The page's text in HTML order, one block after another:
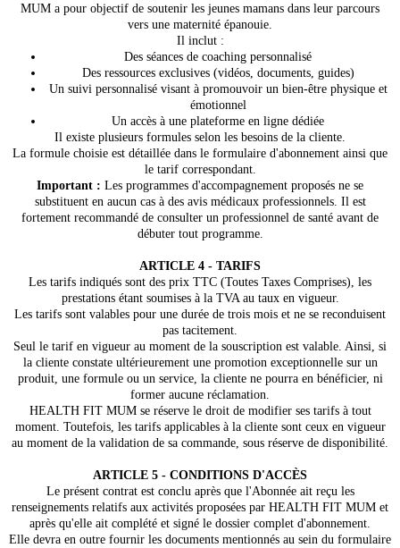
MUM a pour objectif de soutenir les jeunes mamans dans leur parcours
vers une maternité épanouie.
Il inclut :
Des séances de coaching personnalisé
Des ressources exclusives (vidéos, documents, guides)
Un suivi personnalisé visant à promouvoir un bien-être physique et
émotionnel
Un accès à une plateforme en ligne dédiée
Il existe plusieurs formules selon les besoins de la cliente.
La formule choisie est détaillée dans le formulaire d'abonnement ainsi que
le tarif correspondant.
Important : Les programmes d'accompagnement proposés ne se
substituent en aucun cas à des avis médicaux professionnels. Il est
fortement recommandé de consulter un professionnel de santé avant de
débuter tout programme.
ARTICLE 4 - TARIFS
Les tarifs indiqués sont des prix TTC (Toutes Taxes Comprises), les
prestations étant soumises à la TVA au taux en vigueur.
Les tarifs sont valables pour une durée de trois mois et ne se reconduisent
pas tacitement.
Seul le tarif en vigueur au moment de la souscription est valable. Ainsi, si
la cliente constate ultérieurement une promotion exceptionnelle sur un
produit, une formule ou un service, la cliente ne pourra en bénéficier, ni
former aucune réclamation.
HEALTH FIT MUM se réserve le droit de modifier ses tarifs à tout
moment. Toutefois, les tarifs applicables à la cliente sont ceux en vigueur
au moment de la validation de sa commande, sous réserve de disponibilité.
ARTICLE 5 - CONDITIONS D'ACCÈS
Le présent contrat est conclu après que l'Abonnée ait reçu les
renseignements relatifs aux activités proposées par HEALTH FIT MUM et
après qu'elle ait complété et signé le dossier complet d'abonnement.
Elle devra en outre fournir les documents mentionnés au sein du formulaire